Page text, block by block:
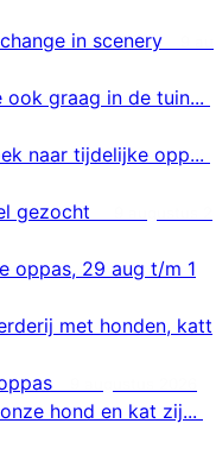
in scenery
ook graag in de tuin...
naar tijdelijke opp...
gezocht
oppas, 29 aug t/m 1
met honden, katt
hond en kat zij...